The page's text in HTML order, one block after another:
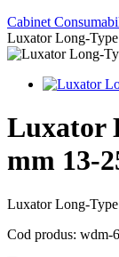
Cabinet
Luxator Long-
Luxator
mm 13-
Luxator Long-
Cod produs: wdm-